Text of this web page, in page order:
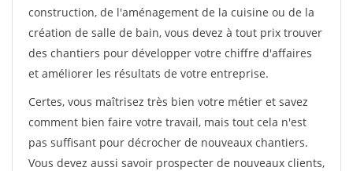
construction, de l'aménagement de la cuisine ou de la
création de salle de bain, vous devez à tout prix trouver
des chantiers pour développer votre chiffre d'affaires
et améliorer les résultats de votre entreprise.
Certes, vous maîtrisez très bien votre métier et savez
comment bien faire votre travail, mais tout cela n'est
pas suffisant pour décrocher de nouveaux chantiers.
Vous devez aussi savoir prospecter de nouveaux clients,